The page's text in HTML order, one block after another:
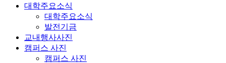
대학주요소식
대학주요소식
발전기금
교내행사사진
캠퍼스 사진
캠퍼스 사진